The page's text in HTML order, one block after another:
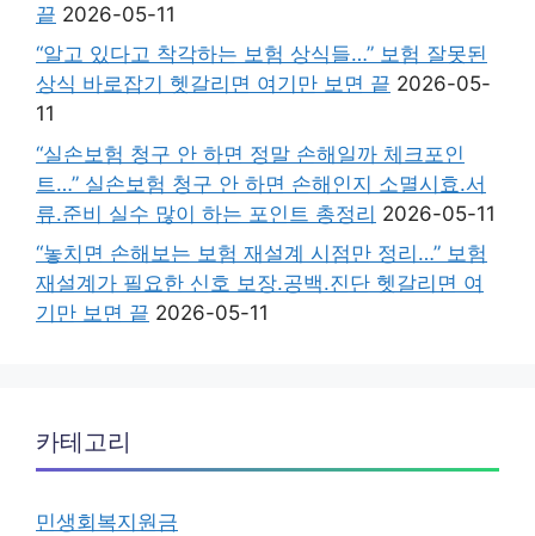
끝 2026-05-11
“알고 있다고 착각하는 보험 상식들…” 보험 잘못된
상식 바로잡기 헷갈리면 여기만 보면 끝 2026-05-
11
“실손보험 청구 안 하면 정말 손해일까 체크포인
트…” 실손보험 청구 안 하면 손해인지 소멸시효.서
류.준비 실수 많이 하는 포인트 총정리 2026-05-11
“놓치면 손해보는 보험 재설계 시점만 정리…” 보험
재설계가 필요한 신호 보장.공백.진단 헷갈리면 여
기만 보면 끝 2026-05-11
카테고리
민생회복지원금